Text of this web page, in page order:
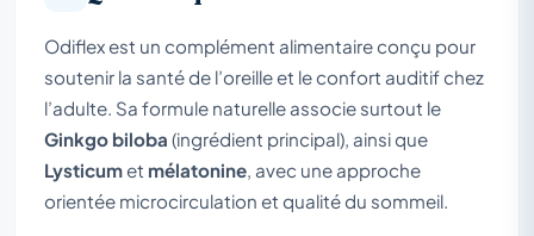
Odiflex est un complément alimentaire conçu pour
soutenir la santé de l’oreille et le confort auditif chez
l’adulte. Sa formule naturelle associe surtout le
Ginkgo biloba (ingrédient principal), ainsi que
Lysticumet mélatonine , avec une approche
orientée microcirculation et qualité du sommeil.